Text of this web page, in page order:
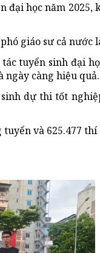
đại học năm
giáo sư cả nước
tuyển sinh đại
ngày càng hiệu quả.
sinh dự thi tốt
và 625.477